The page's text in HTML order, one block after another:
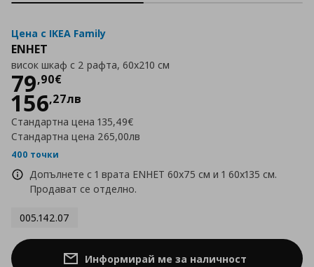
Цена с IKEA Family
ENHET
висок шкаф с 2 рафта, 60x210 см
79,90€
Цена
156,27лв
Стандартна цена 135,49€
Стандартна цена 265,00лв
400 точки
Допълнете с 1 врата ENHET 60x75 см и 1 60x135 см.
Продават се отделно.
005.142.07
Информирай ме за наличност